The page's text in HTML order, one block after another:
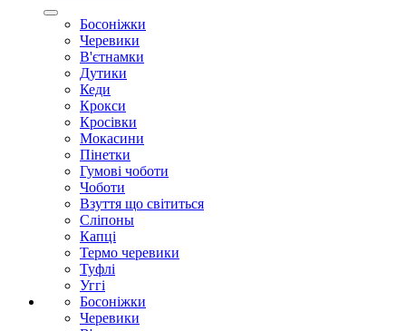
Босоніжки
Черевики
В'єтнамки
Дутики
Кеди
Крокси
Кросівки
Мокасини
Пінетки
Гумові чоботи
Чоботи
Взуття що світиться
Сліпоны
Капці
Термо черевики
Туфлі
Уггі
Босоніжки
Черевики